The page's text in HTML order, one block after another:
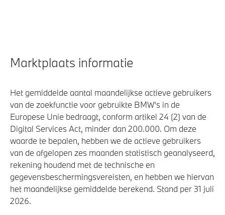
Marktplaats informatie
Het gemiddelde aantal maandelijkse actieve gebruikers
van de zoekfunctie voor gebruikte BMW's in de
Europese Unie bedraagt, conform artikel 24 (2) van de
Digital Services Act, minder dan 200.000. Om deze
waarde te bepalen, hebben we de actieve gebruikers
van de afgelopen zes maanden statistisch geanalyseerd,
rekening houdend met de technische en
gegevensbeschermingsvereisten, en hebben we hiervan
het maandelijkse gemiddelde berekend. Stand per 31 juli
2026.